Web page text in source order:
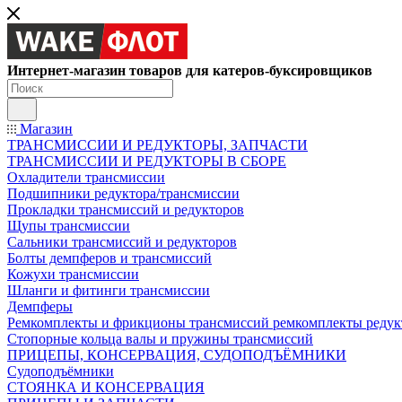
Интернет-магазин товаров для катеров-буксировщиков
Магазин
ТРАНСМИССИИ И РЕДУКТОРЫ, ЗАПЧАСТИ
ТРАНСМИССИИ И РЕДУКТОРЫ В СБОРЕ
Охладители трансмиссии
Подшипники редуктора/трансмиссии
Прокладки трансмиссий и редукторов
Щупы трансмиссии
Сальники трансмиссий и редукторов
Болты демпферов и трансмиссий
Кожухи трансмиссии
Шланги и фитинги трансмиссии
Демпферы
Ремкомплекты и фрикционы трансмиссий ремкомплекты
Стопорные кольца валы и пружины трансмиссий
ПРИЦЕПЫ, КОНСЕРВАЦИЯ, СУДОПОДЪЁМНИКИ
Судоподъёмники
СТОЯНКА И КОНСЕРВАЦИЯ